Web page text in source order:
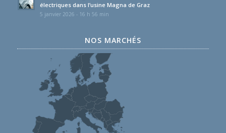
électriques dans l’usine Magna de Graz
5 janvier 2026 - 16 h 56 min
NOS MARCHÉS